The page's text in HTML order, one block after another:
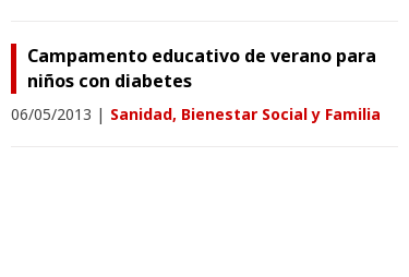
Campamento educativo de verano para
niños con diabetes
06/05/2013 | Sanidad, Bienestar Social y Familia